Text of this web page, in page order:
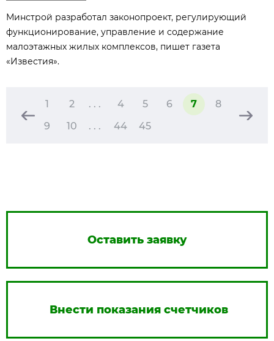
Минстрой разработал законопроект, регулирующий
функционирование, управление и содержание
малоэтажных жилых комплексов, пишет газета
«Известия».
1 2 . . . 4 5 6 7
8
9
10 . . . 44 45
Оставить заявку
Внести показания счетчиков